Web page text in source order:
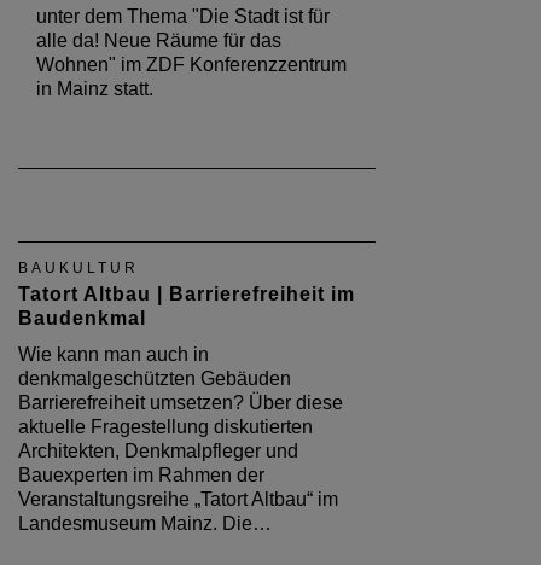
unter dem Thema "Die Stadt ist für
alle da! Neue Räume für das
Wohnen" im ZDF Konferenzzentrum
in Mainz statt.
BAUKULTUR
Tatort Altbau | Barrierefreiheit im
Baudenkmal
Wie kann man auch in
denkmalgeschützten Gebäuden
Barrierefreiheit umsetzen? Über diese
aktuelle Fragestellung diskutierten
Architekten, Denkmalpfleger und
Bauexperten im Rahmen der
Veranstaltungsreihe „Tatort Altbau“ im
Landesmuseum Mainz. Die…